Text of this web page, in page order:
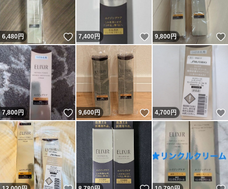
6,480円 いいね！
7,400円 いいね！
9,800円
7,800円 いいね！
9,600円 いいね！
4,700円